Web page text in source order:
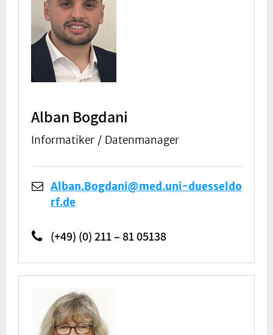
Alban Bogdani
Informatiker / Datenmanager
Alban.Bogdani@med.uni-duesseldo
rf.de
(+49) (0) 211 – 81 05138